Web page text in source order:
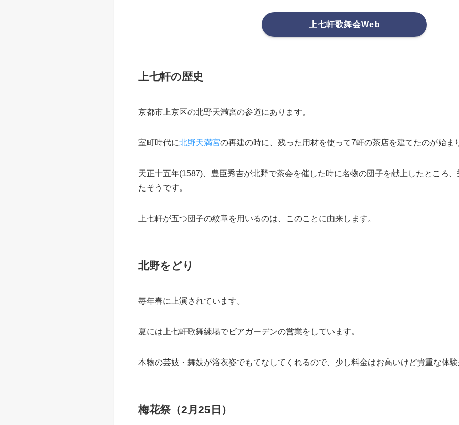
上七軒歌舞会Web
上七軒の歴史
京都市上京区の北野天満宮の参道にあります。
室町時代に北野天満宮の再建の時に、残った用材を使って7軒の茶店を建てたのが始ま
天正十五年(1587)、豊臣秀吉が北野で茶会を催した時に名物の団子を献上したところ
たそうです。
上七軒が五つ団子の紋章を用いるのは、このことに由来します。
北野をどり
毎年春に上演されています。
夏には上七軒歌舞練場でビアガーデンの営業をしています。
本物の芸妓・舞妓が浴衣姿でもてなしてくれるので、少し料金はお高いけど貴重な体
梅花祭（2月25日）